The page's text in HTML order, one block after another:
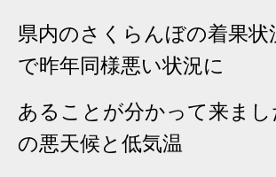
県内のさくらんぼの着果状
で昨年同様悪い状況に
あることが分かって来ま
の悪天候と低気温